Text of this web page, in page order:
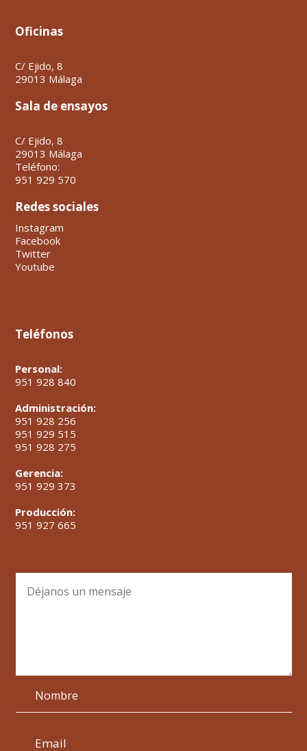
Oficinas
C/ Ejido, 8
29013 Málaga
Sala de ensayos
C/ Ejido, 8
29013 Málaga
Teléfono:
951 929 570
Redes sociales
Instagram
Facebook
Twitter
Youtube
Teléfonos
Personal:
951 928 840
Administración:
951 928 256
951 929 515
951 928 275
Gerencia:
951 929 373
Producción:
951 927 665